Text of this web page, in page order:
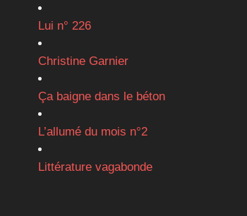
Lui n° 226
Christine Garnier
Ça baigne dans le béton
L’allumé du mois n°2
Littérature vagabonde